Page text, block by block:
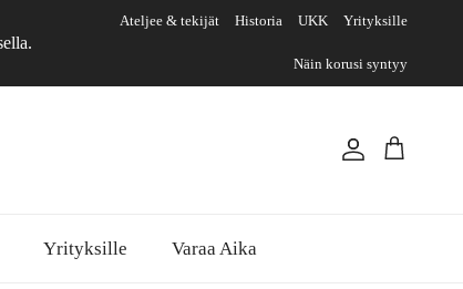
Ateljee & tekijät Historia UKK Yrityksille
Näin korusi syntyy
Tili Ostoskori
Yrityksille Varaa Aika